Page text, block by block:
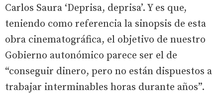
Carlos Saura ‘Deprisa, deprisa’. Y es que,
teniendo como referencia la sinopsis de esta
obra cinematográfica, el objetivo de nuestro
Gobierno autonómico parece ser el de
“conseguir dinero, pero no están dispuestos a
trabajar interminables horas durante años”.